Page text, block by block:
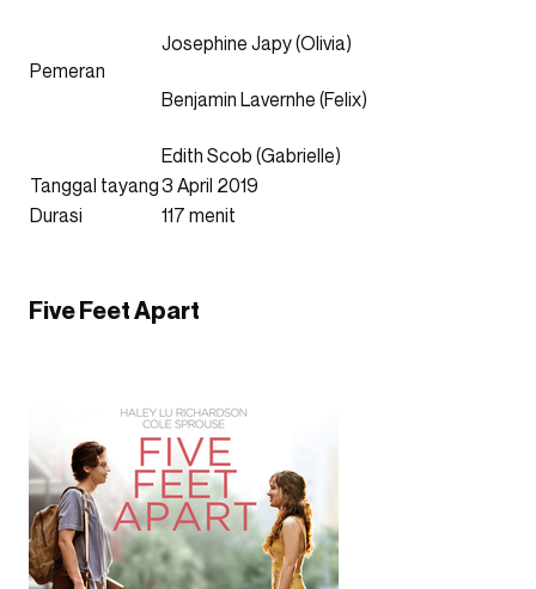
Pemeran
Josephine Japy (Olivia)
Benjamin Lavernhe (Felix)
Edith Scob (Gabrielle)
Tanggal tayang3 April 2019
Durasi
117 menit
Five Feet Apart